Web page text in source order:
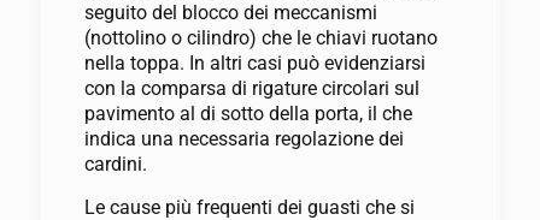
seguito del blocco dei meccanismi
(nottolino o cilindro) che le chiavi ruotano
nella toppa. In altri casi può evidenziarsi
con la comparsa di rigature circolari sul
pavimento al di sotto della porta, il che
indica una necessaria regolazione dei
cardini.
Le cause più frequenti dei guasti che si